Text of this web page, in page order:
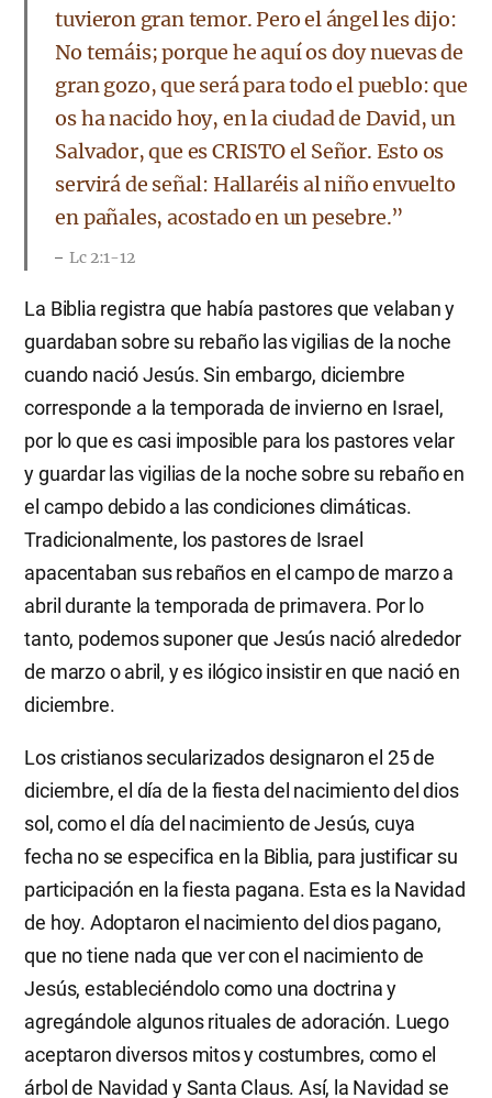
tuvieron gran temor. Pero el ángel les dijo:
No temáis; porque he aquí os doy nuevas de
gran gozo, que será para todo el pueblo: que
os ha nacido hoy, en la ciudad de David, un
Salvador, que es CRISTO el Señor. Esto os
servirá de señal: Hallaréis al niño envuelto
en pañales, acostado en un pesebre.”
Lc 2:1-12
La Biblia registra que había pastores que velaban y
guardaban sobre su rebaño las vigilias de la noche
cuando nació Jesús. Sin embargo, diciembre
corresponde a la temporada de invierno en Israel,
por lo que es casi imposible para los pastores velar
y guardar las vigilias de la noche sobre su rebaño en
el campo debido a las condiciones climáticas.
Tradicionalmente, los pastores de Israel
apacentaban sus rebaños en el campo de marzo a
abril durante la temporada de primavera. Por lo
tanto, podemos suponer que Jesús nació alrededor
de marzo o abril, y es ilógico insistir en que nació en
diciembre.
Los cristianos secularizados designaron el 25 de
diciembre, el día de la fiesta del nacimiento del dios
sol, como el día del nacimiento de Jesús, cuya
fecha no se especifica en la Biblia, para justificar su
participación en la fiesta pagana. Esta es la Navidad
de hoy. Adoptaron el nacimiento del dios pagano,
que no tiene nada que ver con el nacimiento de
Jesús, estableciéndolo como una doctrina y
agregándole algunos rituales de adoración. Luego
aceptaron diversos mitos y costumbres, como el
árbol de Navidad y Santa Claus. Así, la Navidad se